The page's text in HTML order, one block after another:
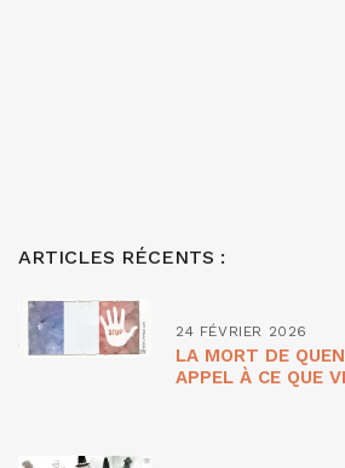
ARTICLES RÉCENTS :
24 FÉVRIER 2026
LA MORT DE
APPEL À CE QUE